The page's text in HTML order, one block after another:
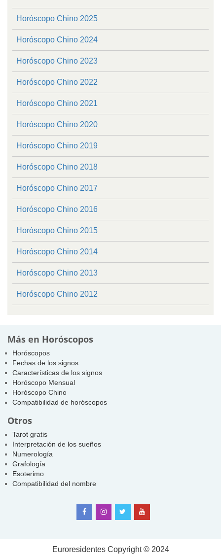
Horóscopo Chino 2025
Horóscopo Chino 2024
Horóscopo Chino 2023
Horóscopo Chino 2022
Horóscopo Chino 2021
Horóscopo Chino 2020
Horóscopo Chino 2019
Horóscopo Chino 2018
Horóscopo Chino 2017
Horóscopo Chino 2016
Horóscopo Chino 2015
Horóscopo Chino 2014
Horóscopo Chino 2013
Horóscopo Chino 2012
Más en Horóscopos
Horóscopos
Fechas de los signos
Características de los signos
Horóscopo Mensual
Horóscopo Chino
Compatibilidad de horóscopos
Otros
Tarot gratis
Interpretación de los sueños
Numerología
Grafología
Esoterimo
Compatibilidad del nombre
EuroresidentesCopyright © 2024